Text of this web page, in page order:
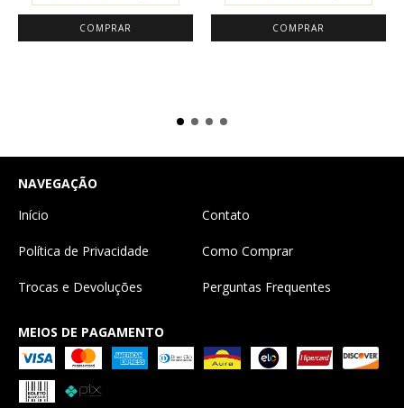
COMPRAR
NAVEGAÇÃO
Início
Contato
Política de Privacidade Como Comprar
Trocas e Devoluções Perguntas Frequentes
MEIOS DE PAGAMENTO